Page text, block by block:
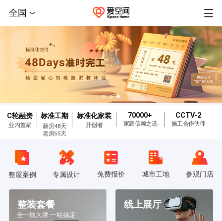
全国
C轮融资
业内首家
标准工期
新房48天
老房55天
标准化家装
开创者
70000+
家庭信赖之选
CCTV-2
施工合作伙伴
整屋案例 专属设计 免费报价 城市工地 参观门店
整装套餐
全一线大牌 一站搞定
线上展厅